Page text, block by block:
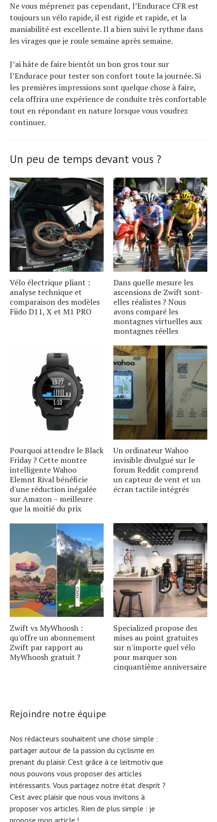
Ne vous méprenez pas cependant, l’Endurace CFR est
toujours un vélo rapide, il est rigide et rapide, et la
maniabilité est excellente. Il a bien suivi le rythme dans
les virages que je roule semaine après semaine.
J’ai hâte de faire bientôt un bon gros tour sur
l’Endurace pour tester son confort toute la journée. Si
les premières impressions sont quelque chose à faire,
cela offrira une expérience de conduite très confortable
tout en répondant en nature lorsque vous voudrez
continuer.
Un peu de temps devant vous ?
Vélo électrique pliant :
analyse technique et
comparaison des modèles
Fiido D11, X et M1 PRO
Dans quelle mesure les
ascensions de Zwift sont-
elles réalistes ? Nous
avons comparé les
montagnes virtuelles aux
montagnes réelles
Pourquoi attendre le Black
Friday ? Cette montre
intelligente Wahoo
Elemnt Rival bénéficie
d'une réduction inégalée
sur Amazon – meilleure
que la moitié du prix
Un ordinateur Wahoo
invisible divulgué sur le
forum Reddit comprend
un capteur de vent et un
écran tactile intégrés
Zwift vs MyWhoosh :
qu'offre un abonnement
Zwift par rapport au
MyWhoosh gratuit ?
Specialized propose des
mises au point gratuites
sur n'importe quel vélo
pour marquer son
cinquantième anniversaire
Rejoindre notre équipe
Nos rédacteurs souhaitent une chose simple :
partager autour de la passion du cyclisme en
prenant du plaisir. C'est grâce à ce leitmotiv que
nous pouvons vous proposer des articles
intéressants. Vous partagez notre état d'esprit ?
C'est avec plaisir que nous vous invitons à
proposer vos articles. Rien de plus simple : je